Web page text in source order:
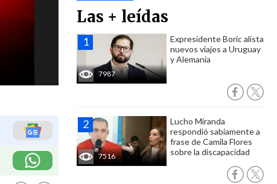
Las + leídas
7987
Expresidente Boric alista
nuevos viajes a Uruguay
y Alemania
7516
Lucho Miranda
respondió sabiamente a
frase de Camila Flores
sobre la discapacidad